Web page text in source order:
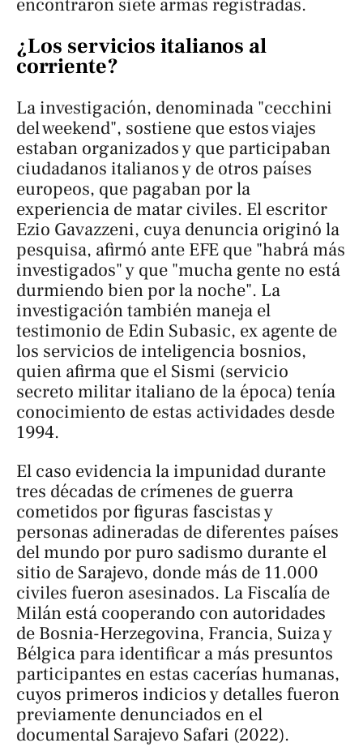
encontraron siete armas registradas.
¿Los servicios italianos al
corriente?
La investigación, denominada "cecchini
del weekend", sostiene que estos viajes
estaban organizados y que participaban
ciudadanos italianos y de otros países
europeos, que pagaban por la
experiencia de matar civiles. El escritor
Ezio Gavazzeni, cuya denuncia originó la
pesquisa, afirmó ante EFE que "habrá más
investigados" y que "mucha gente no está
durmiendo bien por la noche". La
investigación también maneja el
testimonio de Edin Subasic, ex agente de
los servicios de inteligencia bosnios,
quien afirma que el Sismi (servicio
secreto militar italiano de la época) tenía
conocimiento de estas actividades desde
1994.
El caso evidencia la impunidad durante
tres décadas de crímenes de guerra
cometidos por figuras fascistas y
personas adineradas de diferentes países
del mundo por puro sadismo durante el
sitio de Sarajevo, donde más de 11.000
civiles fueron asesinados. La Fiscalía de
Milán está cooperando con autoridades
de Bosnia-Herzegovina, Francia, Suiza y
Bélgica para identificar a más presuntos
participantes en estas cacerías humanas,
cuyos primeros indicios y detalles fueron
previamente denunciados en el
documental Sarajevo Safari (2022).